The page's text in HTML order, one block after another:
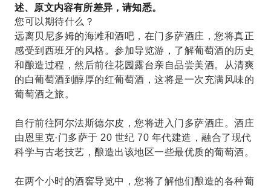
述、原文内容有所差异，请知悉。
您可以期待什么？
远离贝尼多姆的海滩和酒吧，在门多萨酒庄，您将真正
感受到西班牙的风格。参加导览游，了解葡萄酒的历史
和酿造过程，然后前往花园露台亲自品尝美酒。从清爽
的白葡萄酒到醇厚的红葡萄酒，这将是一次充满风味的
葡萄酒之旅。
自行前往阿尔法斯德尔皮，您将进入门多萨酒庄。酒庄
由恩里克·门多萨于 20 世纪 70 年代建造，融合了现代
科学与古老技艺，酿造出该地区一些最优质的葡萄酒。
在两个小时的酒窖导览中，您将了解他们酿造的各种葡